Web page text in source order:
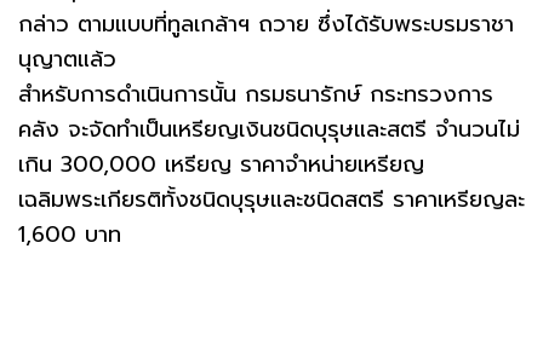
กล่าว ตามแบบที่ทูลเกล้าฯ ถวาย ซึ่งได้รับพระบรมราชา
นุญาตแล้ว
สำหรับการดำเนินการนั้น กรมธนารักษ์ กระทรวงการ
คลัง จะจัดทำเป็นเหรียญเงินชนิดบุรุษและสตรี จำนวนไม่
เกิน 300,000 เหรียญ ราคาจำหน่ายเหรียญ
เฉลิมพระเกียรติทั้งชนิดบุรุษและชนิดสตรี ราคาเหรียญละ
1,600 บาท